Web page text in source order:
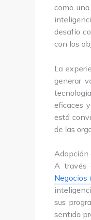
como
desafío
con los
La
generar
eficaces
está
de las
Adopción
A través
Negocios
sus
sentido